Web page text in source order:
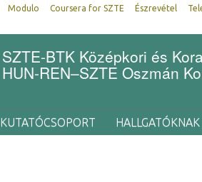
Modulo Coursera for SZTE Észrevétel
SZTE-BTK Középkori és
HUN-REN–SZTE Oszmán
KUTATÓCSOPORT HALLGATÓKNAK